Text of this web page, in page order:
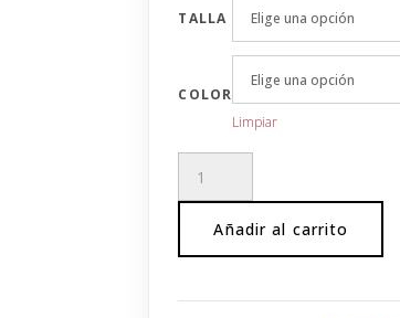
TALLA
COLOR
Limpiar
CAPUCHA
cantidad
Añadir al carrito